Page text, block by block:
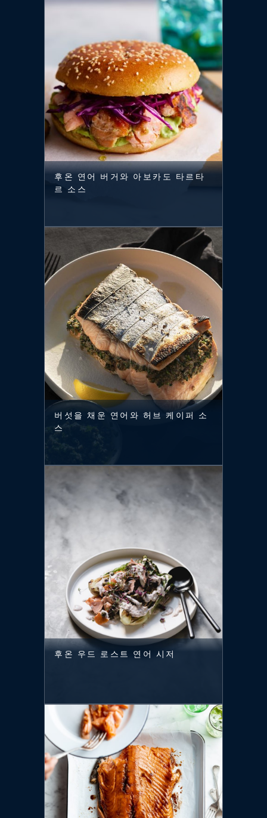
후온 연어 버거와 아보카도 타르타
르 소스
버섯을 채운 연어와 허브 케이퍼 소
스
후온 우드 로스트 연어 시저